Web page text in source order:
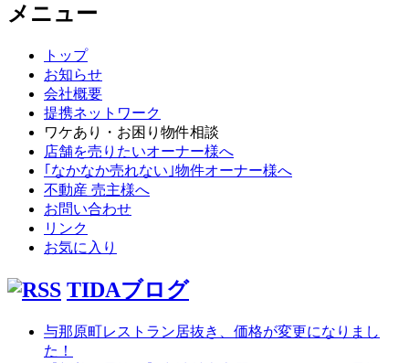
メニュー
トップ
お知らせ
会社概要
提携ネットワーク
ワケあり・お困り物件相談
店舗を売りたいオーナー様へ
｢なかなか売れない｣物件オーナー様へ
不動産 売主様へ
お問い合わせ
リンク
お気に入り
TIDAブログ
与那原町レストラン居抜き、価格が変更になりまし
た！